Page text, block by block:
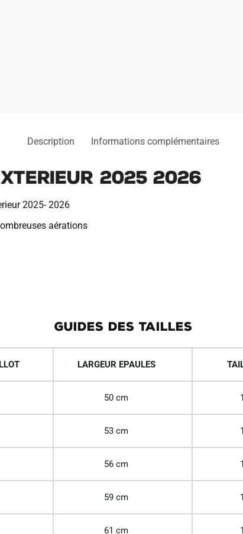
Description Informations complémentaires
2025 2026
2025- 2026
aérations
GUIDES DES TAILLES
LARGEUR EPAULES
50 cm
53 cm
56 cm
59 cm
61 cm